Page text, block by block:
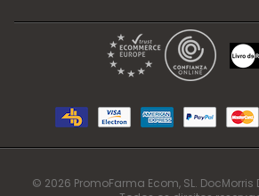
© 2026 PromoFarma Ecom, SL. DocMorris